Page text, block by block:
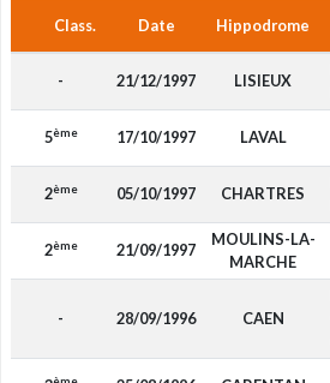
Class. Date Hippodrome
- 21/12/1997 LISIEUX
5ème 17/10/1997 LAVAL
2ème 05/10/1997 CHARTRES
2ème 21/09/1997
MOULINS-LA-
MARCHE
- 28/09/1996 CAEN